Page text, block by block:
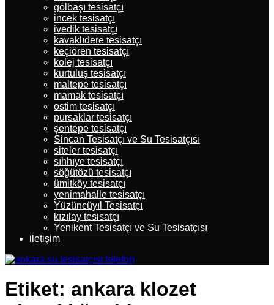
gölbaşı tesisatçı
incek tesisatçı
ivedik tesisatçı
kavaklıdere tesisatçı
keçiören tesisatçı
kolej tesisatçı
kurtuluş tesisatçı
maltepe tesisatçı
mamak tesisatçı
ostim tesisatçı
pursaklar tesisatçı
şentepe tesisatçı
Sincan Tesisatçı ve Su Tesisatçısı
siteler tesisatçı
sıhhıye tesisatçı
söğütözü tesisatçı
ümitköy tesisatçı
yenimahalle tesisatçı
Yüzüncüyıl Tesisatçı
kızılay tesisatçı
Yenikent Tesisatçı ve Su Tesisatçısı
iletişim
Etiket: ankara klozet